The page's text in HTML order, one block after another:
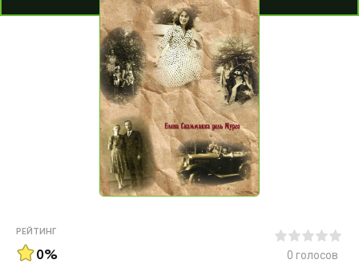
РЕЙТИНГ
0% 0 голосов